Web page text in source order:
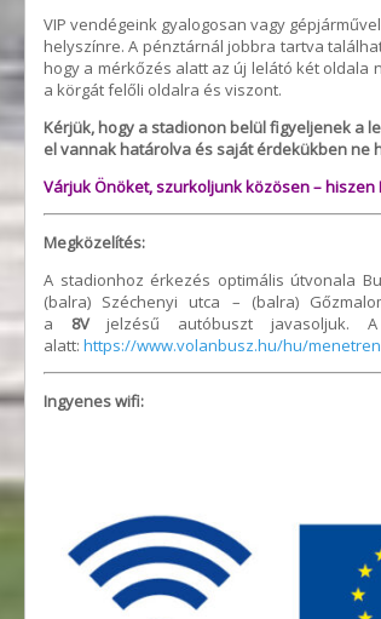
VIP vendégeink gyalogosan vagy
helyszínre. A pénztárnál jobbra tartva
hogy a mérkőzés alatt az új lelátó két oldala
a körgát felőli oldalra és viszont.
Kérjük, hogy a stadionon belül figyeljenek a
el vannak határolva és saját érdekükben ne
Várjuk Önöket, szurkoljunk közösen –
Megközelítés:
A stadionhoz érkezés optimális útvonala
(balra) Széchenyi utca – (balra)
a 8Vjelzésű autóbuszt javasoljuk.
alatt: https://www.volanbusz.hu/hu/
Ingyenes wifi: